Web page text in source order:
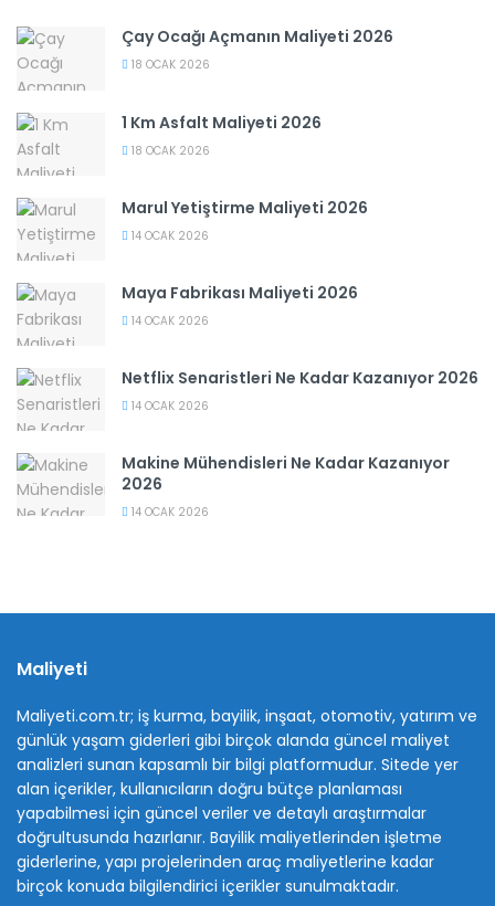
Çay Ocağı Açmanın Maliyeti 2026
18 OCAK 2026
1 Km Asfalt Maliyeti 2026
18 OCAK 2026
Marul Yetiştirme Maliyeti 2026
14 OCAK 2026
Maya Fabrikası Maliyeti 2026
14 OCAK 2026
Netflix Senaristleri Ne Kadar Kazanıyor 2026
14 OCAK 2026
Makine Mühendisleri Ne Kadar Kazanıyor
2026
14 OCAK 2026
Maliyeti
Maliyeti.com.tr; iş kurma, bayilik, inşaat, otomotiv, yatırım ve
günlük yaşam giderleri gibi birçok alanda güncel maliyet
analizleri sunan kapsamlı bir bilgi platformudur. Sitede yer
alan içerikler, kullanıcıların doğru bütçe planlaması
yapabilmesi için güncel veriler ve detaylı araştırmalar
doğrultusunda hazırlanır. Bayilik maliyetlerinden işletme
giderlerine, yapı projelerinden araç maliyetlerine kadar
birçok konuda bilgilendirici içerikler sunulmaktadır.